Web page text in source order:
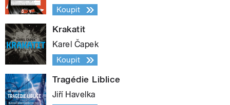
Koupit
Krakatit
Karel Čapek
Koupit
Tragédie Liblice
Jiří Havelka